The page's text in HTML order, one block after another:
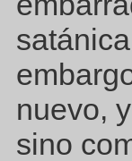
nuevo,
sino